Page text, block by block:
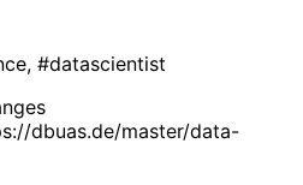
#datascientist
dbuas.de/master/data-